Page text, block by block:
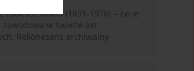
Tadeusz Robel (1891-1976) – życie
zawodowa w świetle akt
Rekonesans archiwalny